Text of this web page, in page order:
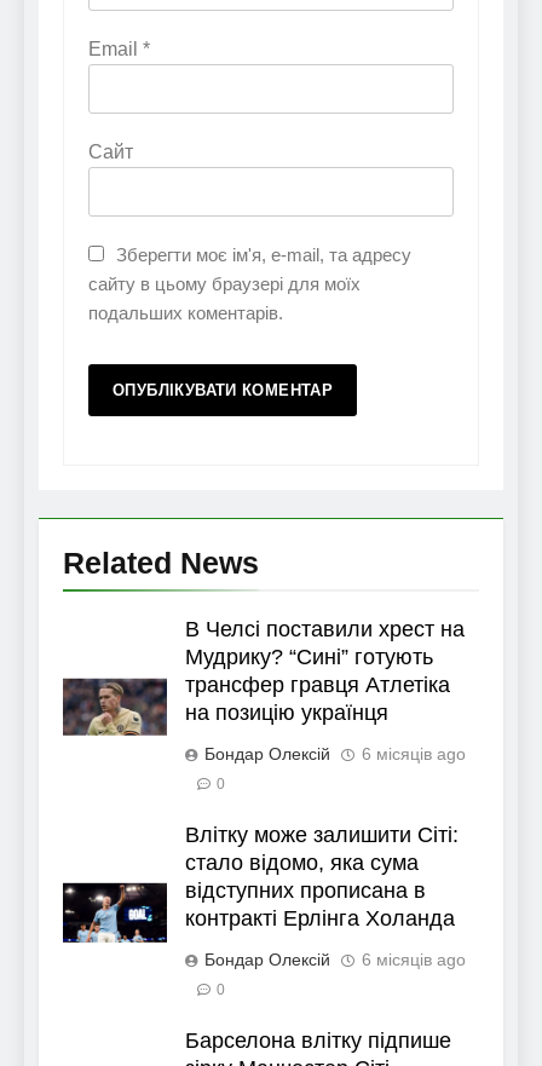
Email *
Сайт
Зберегти моє ім'я, e-mail, та адресу
сайту в цьому браузері для моїх
подальших коментарів.
Related News
В Челсі поставили хрест на
Мудрику? “Сині” готують
трансфер гравця Атлетіка
на позицію українця
Бондар Олексій 6 місяців ago
0
Влітку може залишити Сіті:
стало відомо, яка сума
відступних прописана в
контракті Ерлінга Холанда
Бондар Олексій 6 місяців ago
0
Барселона влітку підпише